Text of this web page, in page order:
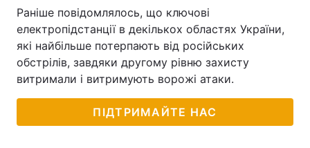
Раніше повідомлялось, що ключові
електропідстанції в декількох областях України,
які найбільше потерпають від російських
обстрілів, завдяки другому рівню захисту
витримали і витримують ворожі атаки.
ПІДТРИМАЙТЕ НАС